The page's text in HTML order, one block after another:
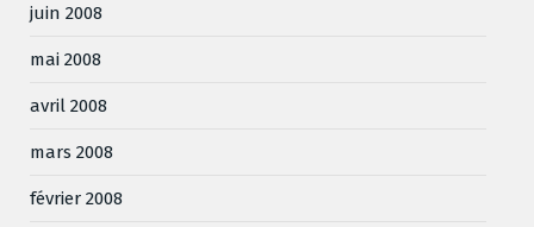
juin 2008
mai 2008
avril 2008
mars 2008
février 2008